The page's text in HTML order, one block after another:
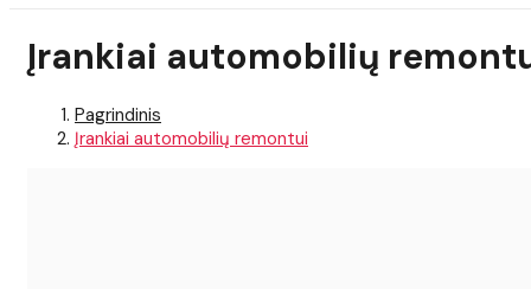
Įrankiai automobilių
Pagrindinis
Įrankiai automobilių remontui